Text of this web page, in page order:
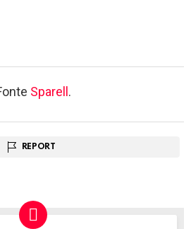
Sparell .
REPORT